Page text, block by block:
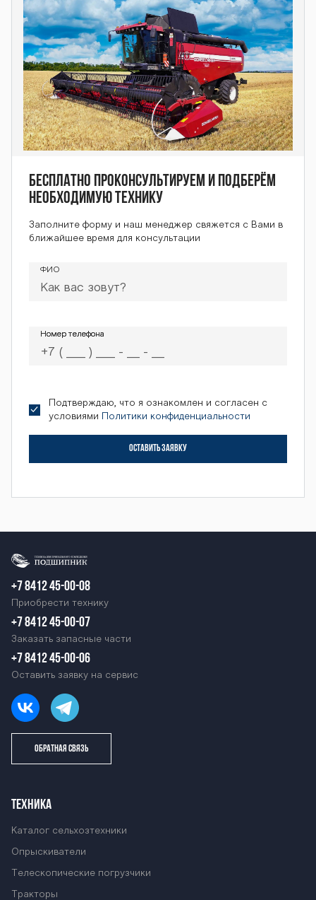
Бесплатно проконсультируем и подберём
необходимую технику
Заполните форму и наш менеджер свяжется с Вами в
ближайшее время для консультации
ФИО
Номер телефона
Номер телефона
Подтверждаю, что я ознакомлен и согласен с
условиями
Политики конфиденциальности
ОСТАВИТЬ ЗАЯВКУ
+7 8412 45-00-08
Приобрести технику
+7 8412 45-00-07
Заказать запасные части
+7 8412 45-00-06
Оставить заявку на сервис
ОБРАТНАЯ СВЯЗЬ
ТЕХНИКА
Каталог сельхозтехники
Опрыскиватели
Телескопические погрузчики
Тракторы